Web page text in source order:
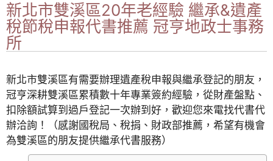
新北市雙溪區20年老經驗 繼承&遺產
稅節稅申報代書推薦 冠亨地政士事務
所
新北市雙溪區有需要辦理遺產稅申報與繼承登記的朋友，
冠亨深耕雙溪區累積數十年專業簽約經驗，從財產盤點、
扣除額試算到過戶登記一次辦到好，歡迎您來電找代書代
辦洽詢！（感謝國稅局、稅捐、財政部推薦，希望有機會
為雙溪區的朋友提供繼承代書服務）